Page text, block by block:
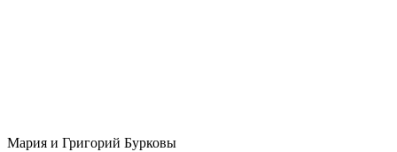
Мария и Григорий Бурковы